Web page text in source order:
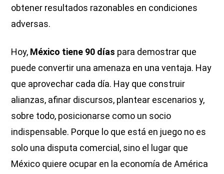
obtener resultados razonables en condiciones
adversas.
Hoy, México tiene 90 días para demostrar que
puede convertir una amenaza en una ventaja. Hay
que aprovechar cada día. Hay que construir
alianzas, afinar discursos, plantear escenarios y,
sobre todo, posicionarse como un socio
indispensable. Porque lo que está en juego no es
solo una disputa comercial, sino el lugar que
México quiere ocupar en la economía de América